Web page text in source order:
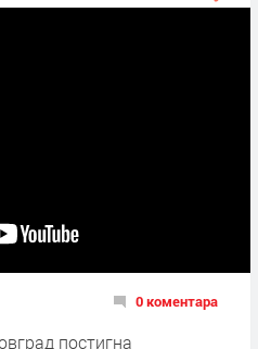
0 коментара
постигна